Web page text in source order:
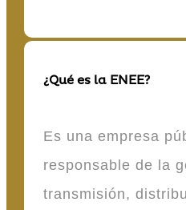
¿Qué es la ENEE?
Es una empresa
responsable de la
transmisión,